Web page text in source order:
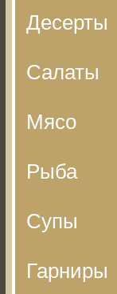
Десерты
Салаты
Мясо
Рыба
Супы
Гарниры